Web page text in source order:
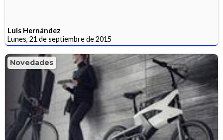
Luis Hernández
Lunes, 21 de septiembre de 2015
Novedades